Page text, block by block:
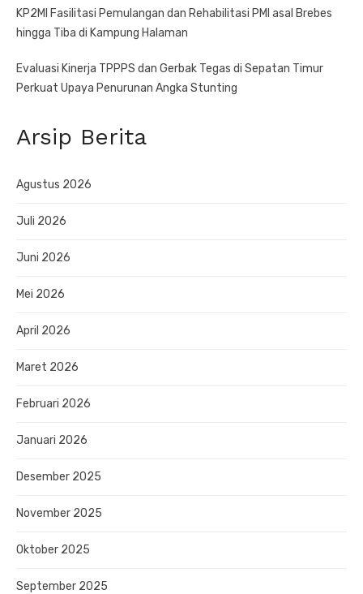
KP2MI Fasilitasi Pemulangan dan Rehabilitasi PMI asal Brebes
hingga Tiba di Kampung Halaman
Evaluasi Kinerja TPPPS dan Gerbak Tegas di Sepatan Timur
Perkuat Upaya Penurunan Angka Stunting
Arsip Berita
Agustus 2026
Juli 2026
Juni 2026
Mei 2026
April 2026
Maret 2026
Februari 2026
Januari 2026
Desember 2025
November 2025
Oktober 2025
September 2025